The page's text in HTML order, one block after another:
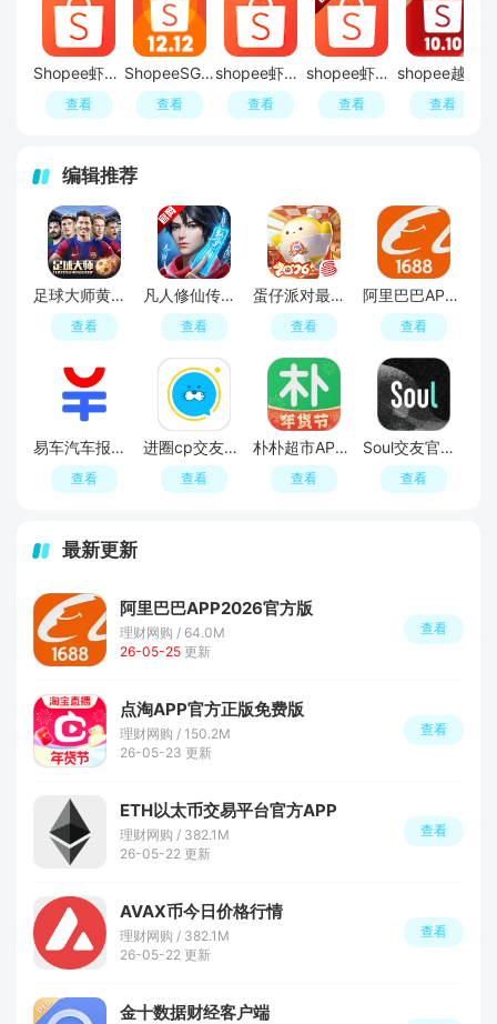
Shopee虾皮墨西哥站app
查看
ShopeeSG虾皮购物新加坡站app官方版
查看
shopee虾皮泰国app安装包
查看
shopee虾皮跨境电商app最新版本
查看 查看
编辑推荐
足球大师黄金一代手游
查看
凡人修仙传人界篇手游2026最新版
查看
蛋仔派对最新版
查看
阿里巴巴APP2026官方版
查看
易车汽车报价APP官方正版
查看
进圈cp交友软件手机版
查看
朴朴超市APP最新版本
查看
Soul交友官方APP最新版
查看
最新更新
阿里巴巴APP2026官方版
理财网购 / 64.0M
26-05-25 更新
查看
点淘APP官方正版免费版
理财网购 / 150.2M
26-05-23 更新
查看
ETH以太币交易平台官方APP
理财网购 / 382.1M
26-05-22 更新
查看
AVAX币今日价格行情
理财网购 / 382.1M
26-05-22 更新
查看
金十数据财经客户端